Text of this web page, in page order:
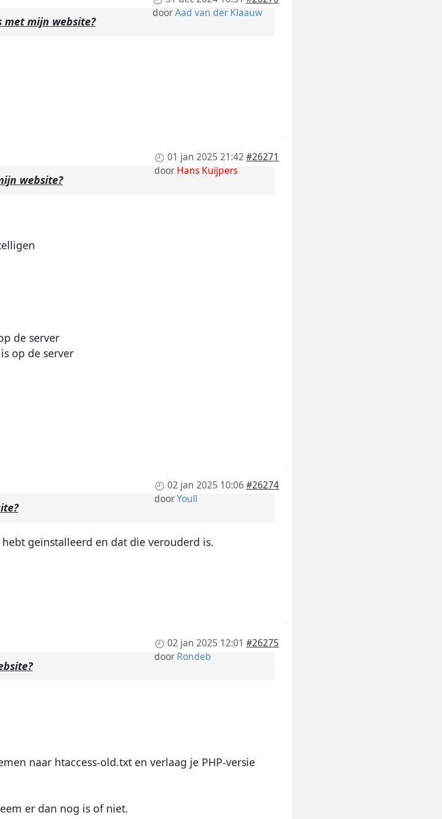
doorAad van der Klaauw
met mijn website?
01 jan 2025 21:42 #26271
doorHans Kuijpers
website?
de server
op de server
02 jan 2025 10:06 #26274
doorYoull
geïnstalleerd en dat die verouderd is.
02 jan 2025 12:01 #26275
doorRondeb
naar htaccess-old.txt en verlaag je PHP-versie
er dan nog is of niet.